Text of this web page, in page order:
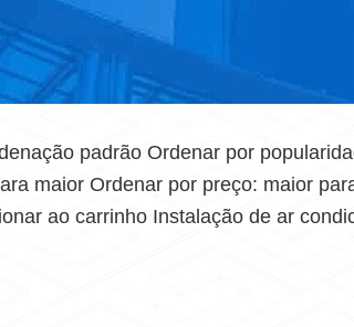
padrão Ordenar por
maior Ordenar por preço: maior
ao carrinho Instalação de ar